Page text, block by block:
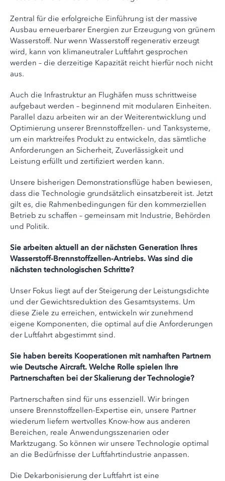
Zentral für die erfolgreiche Einführung ist der massive
Ausbau erneuerbarer Energien zur Erzeugung von grünem
Wasserstoff. Nur wenn Wasserstoff regenerativ erzeugt
wird, kann von klimaneutraler Luftfahrt gesprochen
werden – die derzeitige Kapazität reicht hierfür noch nicht
aus.
Auch die Infrastruktur an Flughäfen muss schrittweise
aufgebaut werden – beginnend mit modularen Einheiten.
Parallel dazu arbeiten wir an der Weiterentwicklung und
Optimierung unserer Brennstoffzellen- und Tanksysteme,
um ein marktreifes Produkt zu entwickeln, das sämtliche
Anforderungen an Sicherheit, Zuverlässigkeit und
Leistung erfüllt und zertifiziert werden kann.
Unsere bisherigen Demonstrationsflüge haben bewiesen,
dass die Technologie grundsätzlich einsatzbereit ist. Jetzt
gilt es, die Rahmenbedingungen für den kommerziellen
Betrieb zu schaffen – gemeinsam mit Industrie, Behörden
und Politik.
Sie arbeiten aktuell an der nächsten Generation Ihres
Wasserstoff-Brennstoffzellen-Antriebs. Was sind die
nächsten technologischen Schritte?
Unser Fokus liegt auf der Steigerung der Leistungsdichte
und der Gewichtsreduktion des Gesamtsystems. Um
diese Ziele zu erreichen, entwickeln wir zunehmend
eigene Komponenten, die optimal auf die Anforderungen
der Luftfahrt abgestimmt sind.
Sie haben bereits Kooperationen mit namhaften Partnern
wie Deutsche Aircraft. Welche Rolle spielen Ihre
Partnerschaften bei der Skalierung der Technologie?
Partnerschaften sind für uns essenziell. Wir bringen
unsere Brennstoffzellen-Expertise ein, unsere Partner
wiederum liefern wertvolles Know-how aus anderen
Bereichen, reale Anwendungsszenarien oder
Marktzugang. So können wir unsere Technologie optimal
an die Bedürfnisse der Luftfahrtindustrie anpassen.
Die Dekarbonisierung der Luftfahrt ist eine